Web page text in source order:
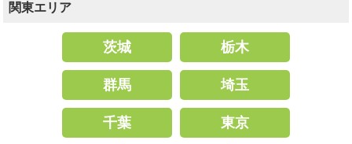
関東エリア
茨城 栃木
群馬 埼玉
千葉 東京